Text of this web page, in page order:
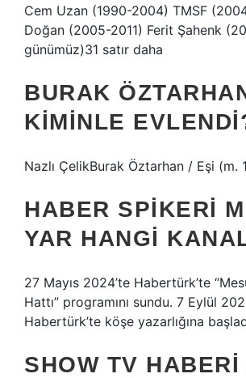
Cem Uzan (1990-2004) TMSF
Doğan (2005-2011) Ferit Şahenk
günümüz)31 satır daha
BURAK
KIMINLE
Nazlı ÇelikBurak Öztarhan / Eşi (m.
HABER SPIKERI
YAR HANGI
27 Mayıs 2024’te Habertürk’te
Hattı” programını sundu. 7 Eylül
Habertürk’te köşe yazarlığına
SHOW TV HABERI